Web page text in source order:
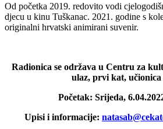
Od početka 2019. redovito vodi
djecu u kinu Tuškanac. 2021. godine s
originalni hrvatski animirani suvenir.
Radionica se održava u Centru za
ulaz, prvi kat,
Početak: Srijeda,
Upisi i informacije: